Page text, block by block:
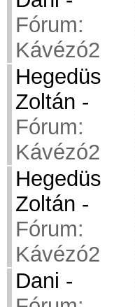
Fórum:
Kávézó2
Hegedüs
Zoltán -
Fórum:
Kávézó2
Hegedüs
Zoltán -
Fórum:
Kávézó2
Dani -